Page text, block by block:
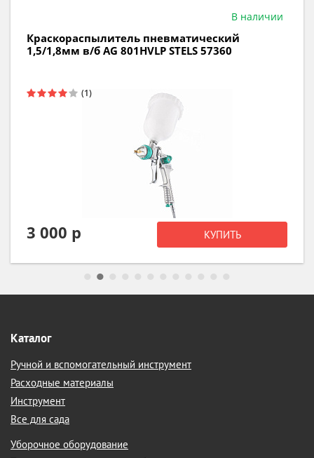
В наличии
Краскораспылитель пневматический
1,5/1,8мм в/б AG 801HVLP STELS 57360
3 000 р КУПИТЬ
Каталог
Ручной и вспомогательный инструмент
Расходные материалы
Инструмент
Все для сада
Уборочное оборудование